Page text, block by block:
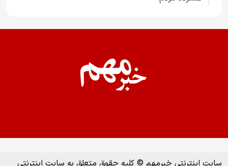
سایت اینترنتی خبرمهم © کلیه حقوق متعلق به سایت اینترنتی